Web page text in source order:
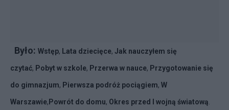
Było: Wstęp, Lata dziecięce, Jak nauczyłem się
czytać, Pobyt w szkole, Przerwa w nauce, Przygotowanie się
do gimnazjum, Pierwsza podróż pociągiem, W
Warszawie, Powrót do domu, Okres przed I wojną światową